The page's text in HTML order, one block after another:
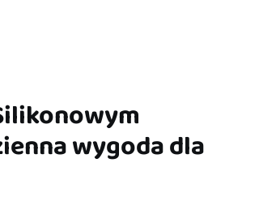
wygoda dla